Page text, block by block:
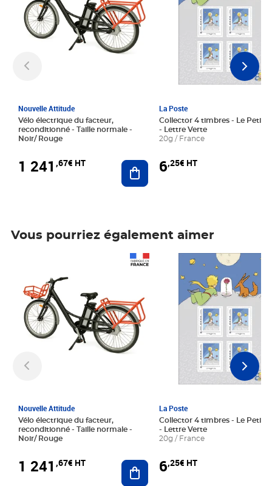
Nouvelle Attitude
Vélo électrique du facteur,
reconditionné - Taille normale -
Noir/ Rouge
1 241 ,67€ HT Ajouter au panier
La Poste
Collector 4 timbres - Le Petit
- Lettre Verte
20g / France
6,25€ HT
Vous pourriez également aimer
Nouvelle Attitude
Vélo électrique du facteur,
reconditionné - Taille normale -
Noir/ Rouge
1 241 ,67€ HT Ajouter au panier
La Poste
Collector 4 timbres - Le Petit
- Lettre Verte
20g / France
6,25€ HT
Prix 6,25€ HT